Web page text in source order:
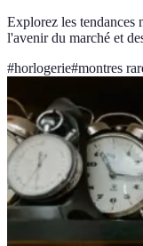
Explorez les tendances
l'avenir du marché et
#horlogerie#montres